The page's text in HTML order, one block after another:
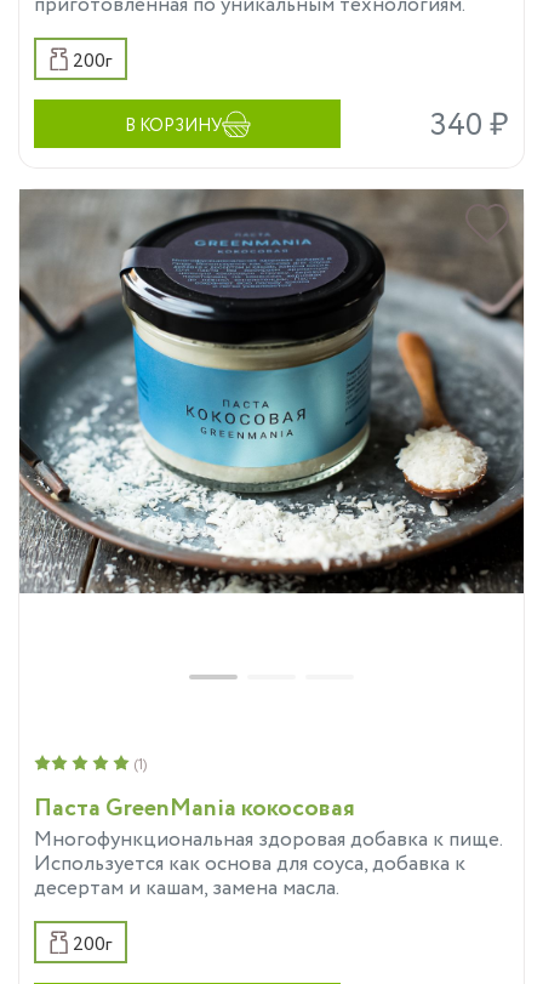
200г
В КОРЗИНУ 340 ₽
Паста GreenMania кокосовая
Многофункциональная здоровая добавка к пище.
Используется как основа для соуса, добавка к
десертам и кашам, замена масла.
(1)
200г